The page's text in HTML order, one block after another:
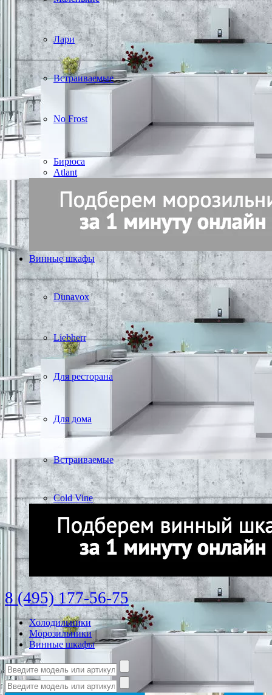
Лари
Встраиваемые
No Frost
Бирюса
Atlant
Винные шкафы
Dunavox
Liebherr
Для ресторана
Для дома
Встраиваемые
Cold Vine
8 (495) 177-56-75
Холодильники
Морозильники
Винные шкафы